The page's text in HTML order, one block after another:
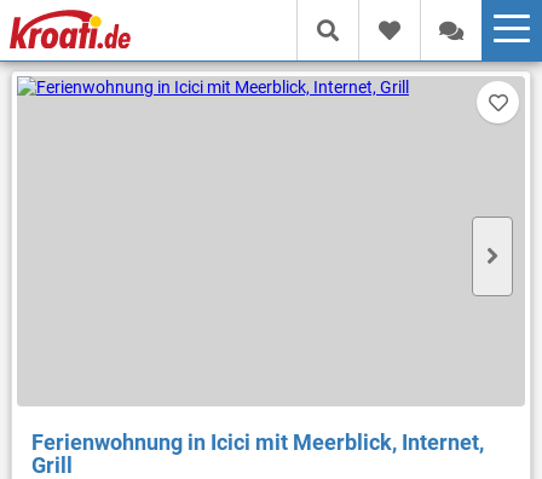
Ferienwohnung in Icici mit Meerblick, Internet,
Grill